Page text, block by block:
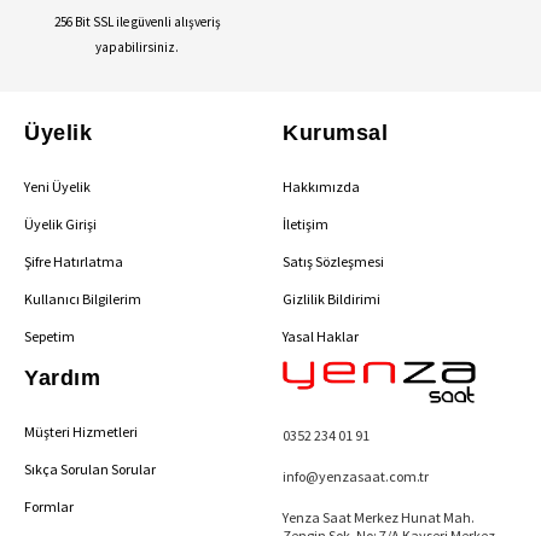
256 Bit SSL ile güvenli alışveriş
yapabilirsiniz.
Üyelik
Yeni Üyelik
Üyelik Girişi
Şifre Hatırlatma
Kullanıcı Bilgilerim
Sepetim
Kurumsal
Hakkımızda
İletişim
Satış Sözleşmesi
Gizlilik Bildirimi
Yasal Haklar
Yardım
Müşteri Hizmetleri
Sıkça Sorulan Sorular
Formlar
0352 234 01 91
info@yenzasaat.com.tr
Yenza Saat Merkez Hunat Mah.